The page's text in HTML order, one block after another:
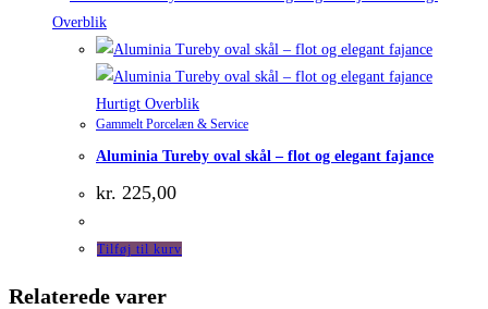
Overblik
Hurtigt Overblik
Gammelt Porcelæn & Service
Aluminia Tureby oval skål – flot og elegant fajance
kr. 225,00
Tilføj til kurv
Relaterede varer